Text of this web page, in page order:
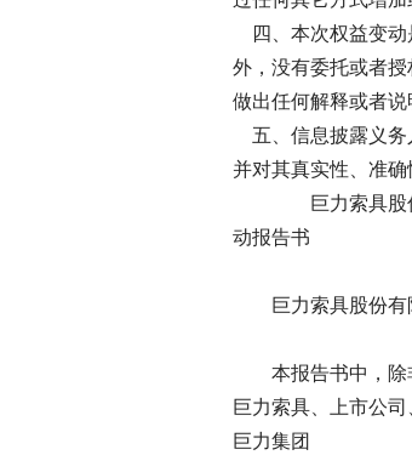
四、本次权益变动
外，没有委托或者
做出任何解释或者说
五、信息披露义务
并对其真实性、准确
巨力
动报告书
巨力索具
第一
本报告书中，除非
巨力索具、上市
巨力集团 指